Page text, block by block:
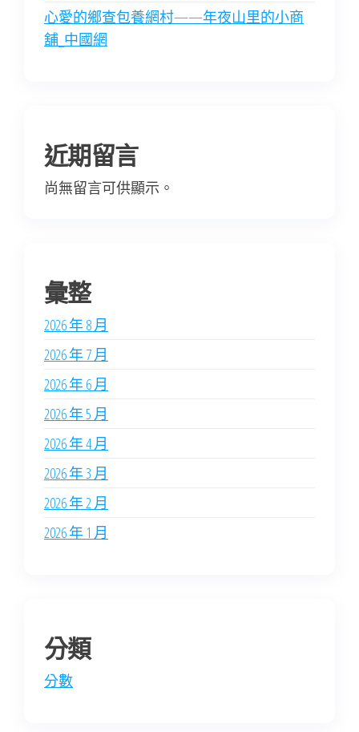
心愛的鄉查包養網村——年夜山里的小商
舖_中國網
近期留言
尚無留言可供顯示。
彙整
2026 年 8 月
2026 年 7 月
2026 年 6 月
2026 年 5 月
2026 年 4 月
2026 年 3 月
2026 年 2 月
2026 年 1 月
分類
分數